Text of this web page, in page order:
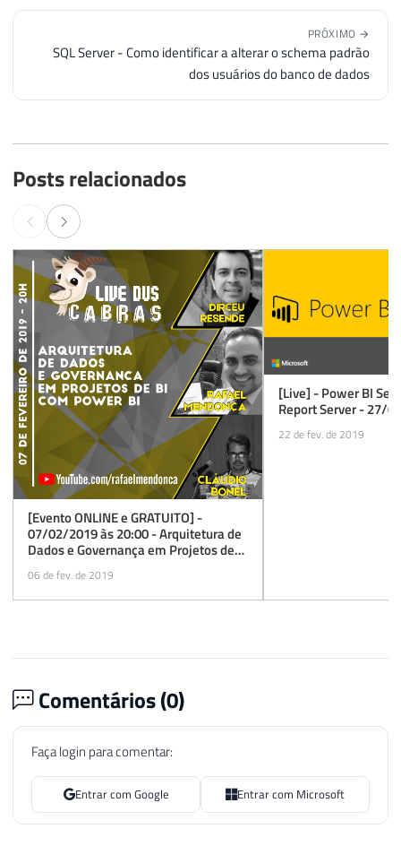
PRÓXIMO →
SQL Server - Como identificar a alterar o schema padrão
dos usuários do banco de dados
Posts relacionados
[Evento ONLINE e GRATUITO] -
07/02/2019 às 20:00 - Arquitetura de
Dados e Governança em Projetos de
BI com o Power BI
06 de fev. de 2019
[Live] - Power BI
Report Server - 27/
22 de fev. de 2019
Comentários (0)
Faça login para comentar:
Entrar com Google Entrar com Microsoft